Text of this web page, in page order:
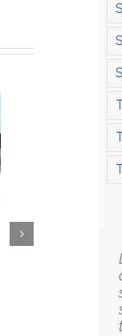
Tráfico